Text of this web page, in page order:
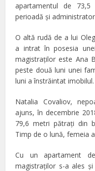
apartamentul de
perioadă şi
O altă rudă de a lui
a intrat în posesia
magistraţilor este Ana
peste două luni unei
luni a înstrăintat imobilul.
Natalia Covaliov,
ajuns, în decembrie
79,6 metri pătraţi din
Timp de o lună, femeia
Cu un apartament
magistraţilor s-a ales